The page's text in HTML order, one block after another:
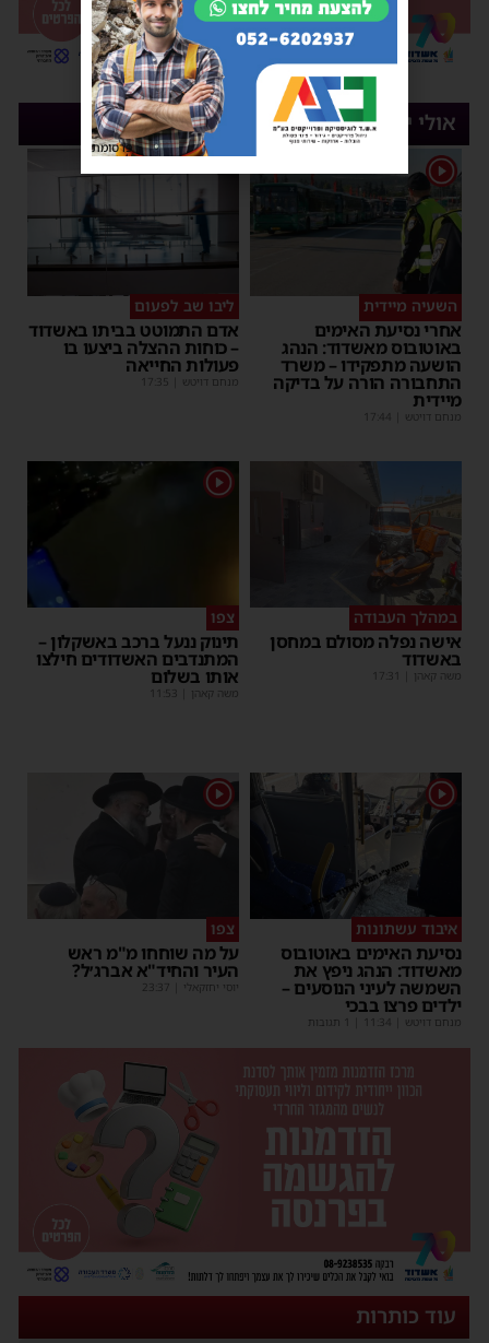
אולי יעניין אותך
1
השעיה מיידית
אחרי נסיעת האימים
באוטובוס מאשדוד: הנהג
הושעה מתפקידו – משרד
התחבורה הורה על בדיקה
מיידית
מנחם דויטש 17:44
ליבו שב לפעום
אדם התמוטט בביתו באשדוד
– כוחות ההצלה ביצעו בו
פעולות החייאה
מנחם דויטש 17:35
במהלך העבודה
אישה נפלה מסולם במחסן
באשדוד
משה קאהן 17:31
1
צפו
תינוק ננעל ברכב באשקלון –
המתנדבים האשדודים חילצו
אותו בשלום
משה קאהן 11:53
1
איבוד עשתונות
נסיעת האימים באוטובוס
מאשדוד: הנהג ניפץ את
השמשה לעיני הנוסעים –
ילדים פרצו בבכי
מנחם דויטש 11:34
1
צפו
על מה שוחחו מ"מ ראש
העיר והחיד"א אברג׳ל?
יוסי יחזקאלי 23:37
עוד כותרות
פרסומת